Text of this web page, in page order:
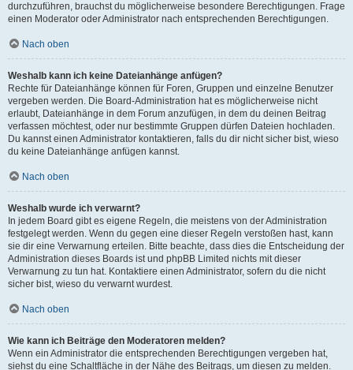
durchzuführen, brauchst du möglicherweise besondere Berechtigungen. Frage
einen Moderator oder Administrator nach entsprechenden Berechtigungen.
Nach oben
Weshalb kann ich keine Dateianhänge anfügen?
Rechte für Dateianhänge können für Foren, Gruppen und einzelne Benutzer
vergeben werden. Die Board-Administration hat es möglicherweise nicht
erlaubt, Dateianhänge in dem Forum anzufügen, in dem du deinen Beitrag
verfassen möchtest, oder nur bestimmte Gruppen dürfen Dateien hochladen.
Du kannst einen Administrator kontaktieren, falls du dir nicht sicher bist, wieso
du keine Dateianhänge anfügen kannst.
Nach oben
Weshalb wurde ich verwarnt?
In jedem Board gibt es eigene Regeln, die meistens von der Administration
festgelegt werden. Wenn du gegen eine dieser Regeln verstoßen hast, kann
sie dir eine Verwarnung erteilen. Bitte beachte, dass dies die Entscheidung der
Administration dieses Boards ist und phpBB Limited nichts mit dieser
Verwarnung zu tun hat. Kontaktiere einen Administrator, sofern du die nicht
sicher bist, wieso du verwarnt wurdest.
Nach oben
Wie kann ich Beiträge den Moderatoren melden?
Wenn ein Administrator die entsprechenden Berechtigungen vergeben hat,
siehst du eine Schaltfläche in der Nähe des Beitrags, um diesen zu melden.